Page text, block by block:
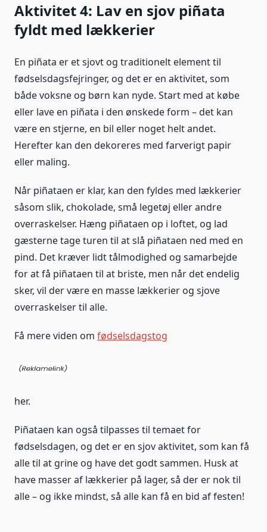
Aktivitet 4: Lav en sjov piñata
fyldt med lækkerier
En piñata er et sjovt og traditionelt element til
fødselsdagsfejringer, og det er en aktivitet, som
både voksne og børn kan nyde. Start med at købe
eller lave en piñata i den ønskede form – det kan
være en stjerne, en bil eller noget helt andet.
Herefter kan den dekoreres med farverigt papir
eller maling.
Når piñataen er klar, kan den fyldes med lækkerier
såsom slik, chokolade, små legetøj eller andre
overraskelser. Hæng piñataen op i loftet, og lad
gæsterne tage turen til at slå piñataen ned med en
pind. Det kræver lidt tålmodighed og samarbejde
for at få piñataen til at briste, men når det endelig
sker, vil der være en masse lækkerier og sjove
overraskelser til alle.
Få mere viden om fødselsdagstog
her.
Piñataen kan også tilpasses til temaet for
fødselsdagen, og det er en sjov aktivitet, som kan få
alle til at grine og have det godt sammen. Husk at
have masser af lækkerier på lager, så der er nok til
alle – og ikke mindst, så alle kan få en bid af festen!